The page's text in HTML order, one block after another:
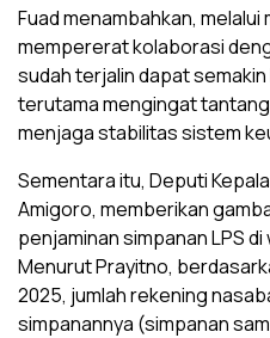
Fuad menambahkan, melalui
mempererat kolaborasi
sudah terjalin dapat semakin
terutama mengingat
menjaga stabilitas sistem
Sementara itu, Deputi Kepala
Amigoro, memberikan
penjaminan simpanan LPS
Menurut Prayitno,
2025, jumlah rekening
simpanannya (simpanan